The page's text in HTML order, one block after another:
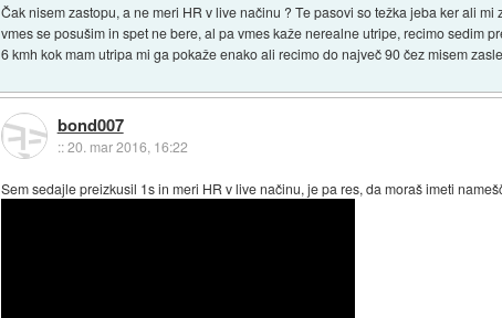
Čak nisem zastopu, a ne meri HR v live načinu ? Te pasovi so težka jeba ker ali
vmes se posušim in spet ne bere, al pa vmes kaže nerealne utripe, recimo sedim
6 kmh kok mam utripa mi ga pokaže enako ali recimo do največ 90 čez misem
bond007
::20. mar 2016, 16:22
Sem sedajle preizkusil 1s in meri HR v live načinu, je pa res, da moraš imeti